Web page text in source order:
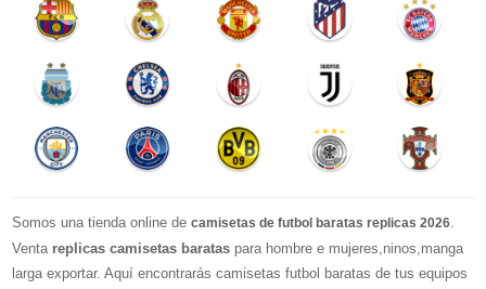
Somos una tienda online de camisetas de futbol baratas replicas 2026.
Venta replicas camisetas baratas para hombre e mujeres,ninos,manga
larga exportar. Aquí encontrarás camisetas futbol baratas de tus equipos